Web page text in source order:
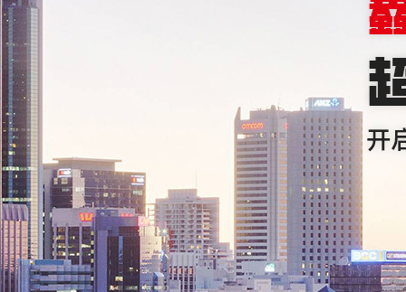
建博会智能锁效果图现
欧式简约风格案例
中国风展会案例
广州国际建筑装饰博览
照明展
茶博会